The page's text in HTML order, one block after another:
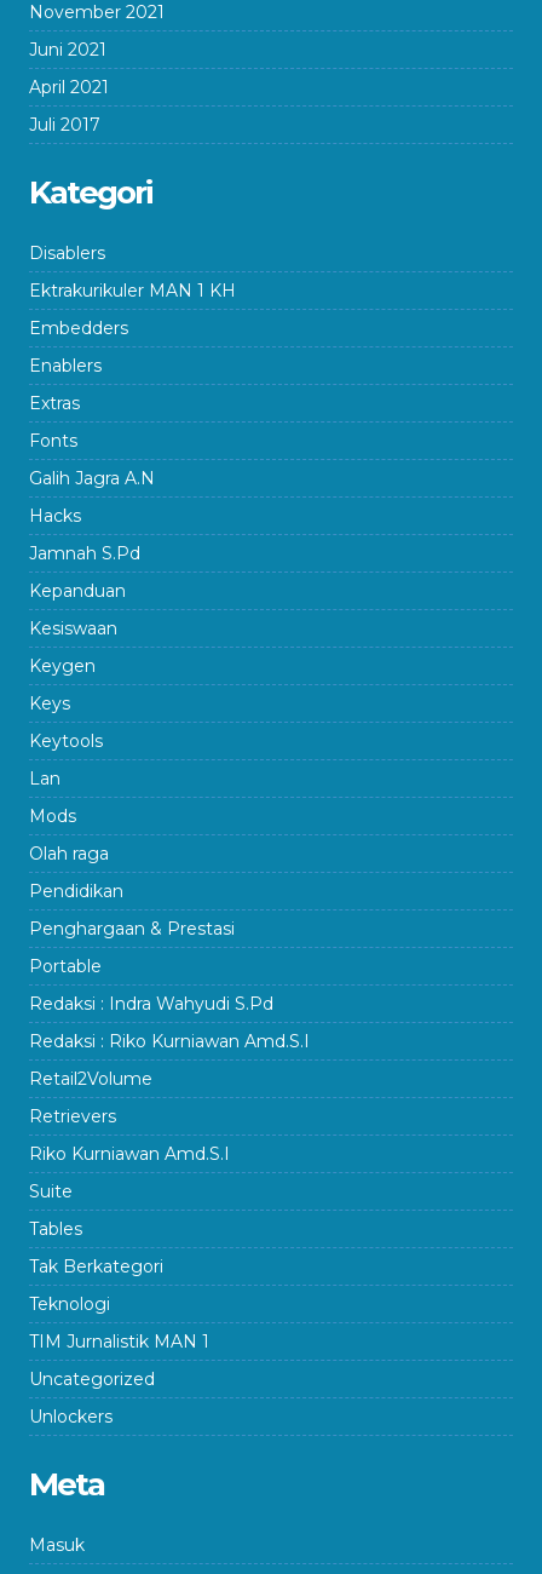
November 2021
Juni 2021
April 2021
Juli 2017
Kategori
Disablers
Ektrakurikuler MAN 1 KH
Embedders
Enablers
Extras
Fonts
Galih Jagra A.N
Hacks
Jamnah S.Pd
Kepanduan
Kesiswaan
Keygen
Keys
Keytools
Lan
Mods
Olah raga
Pendidikan
Penghargaan & Prestasi
Portable
Redaksi : Indra Wahyudi S.Pd
Redaksi : Riko Kurniawan Amd.S.I
Retail2Volume
Retrievers
Riko Kurniawan Amd.S.I
Suite
Tables
Tak Berkategori
Teknologi
TIM Jurnalistik MAN 1
Uncategorized
Unlockers
Meta
Masuk